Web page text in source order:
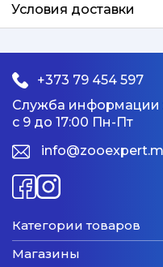
Условия доставки
+373 79 454 597
Служба информации
с 9 до 17:00 Пн-Пт
Категории товаров
Магазины